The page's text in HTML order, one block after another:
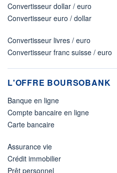
Convertisseur dollar / euro
Convertisseur euro / dollar
Convertisseur livres / euro
Convertisseur franc suisse / euro
L'OFFRE BOURSOBANK
Banque en ligne
Compte bancaire en ligne
Carte bancaire
Assurance vie
Crédit immobilier
Prêt personnel